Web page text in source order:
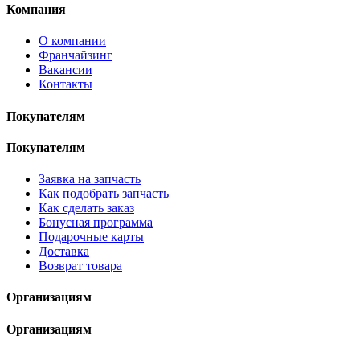
Компания
О компании
Франчайзинг
Вакансии
Контакты
Покупателям
Покупателям
Заявка на запчасть
Как подобрать запчасть
Как сделать заказ
Бонусная программа
Подарочные карты
Доставка
Возврат товара
Организациям
Организациям